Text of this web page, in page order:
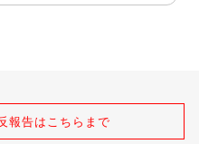
報告はこちらまで